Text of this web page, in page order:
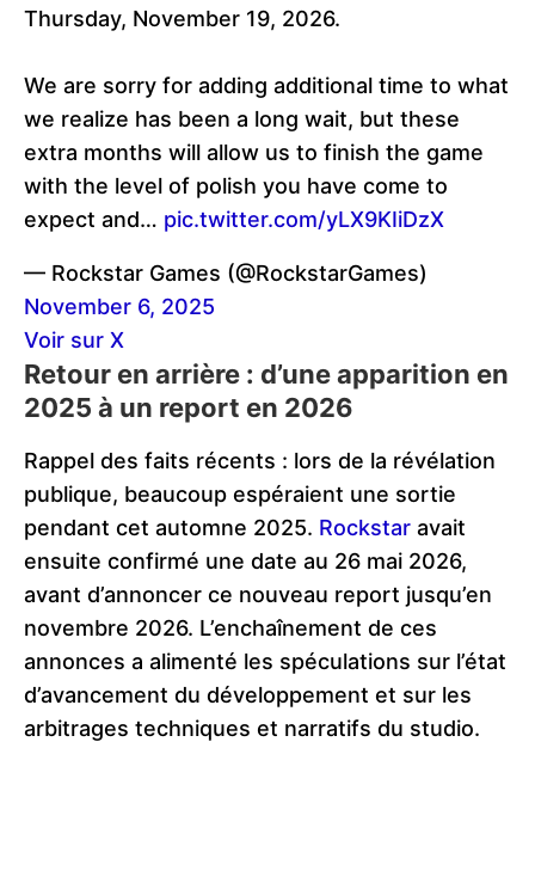
Thursday, November 19, 2026.
We are sorry for adding additional time to what
we realize has been a long wait, but these
extra months will allow us to finish the game
with the level of polish you have come to
expect and… pic.twitter.com/yLX9KIiDzX
— Rockstar Games (@RockstarGames)
November 6, 2025
Voir sur X
Retour en arrière : d’une apparition en
2025 à un report en 2026
Rappel des faits récents : lors de la révélation
publique, beaucoup espéraient une sortie
pendant cet automne 2025. Rockstar avait
ensuite confirmé une date au 26 mai 2026,
avant d’annoncer ce nouveau report jusqu’en
novembre 2026. L’enchaînement de ces
annonces a alimenté les spéculations sur l’état
d’avancement du développement et sur les
arbitrages techniques et narratifs du studio.